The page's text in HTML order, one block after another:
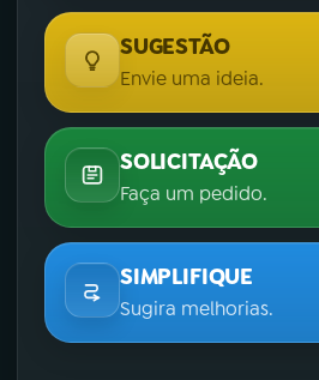
SUGESTÃO
Envie uma ideia.
SOLICITAÇÃO
Faça um pedido.
SIMPLIFIQUE
Sugira melhorias.